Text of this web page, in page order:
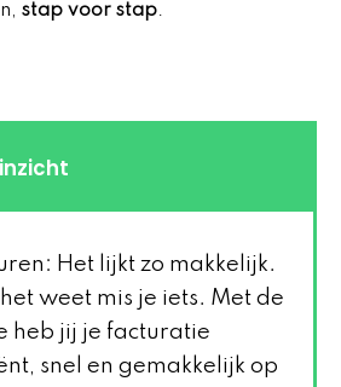
stap voor stap.
Het lijkt zo makkelijk.
weet mis je iets. Met de
heb jij je facturatie
snel en gemakkelijk op